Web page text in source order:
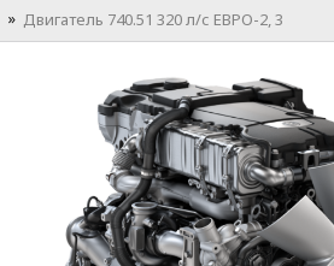
Двигатель 740.51 320 л/с ЕВРО-2, 3